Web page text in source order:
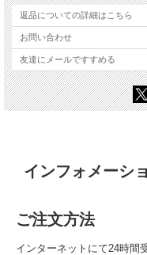
返品についての詳細はこちら
お問い合わせ
友達にメールですすめる
インフォメーシ
ご注文方法
インターネットにて24時間